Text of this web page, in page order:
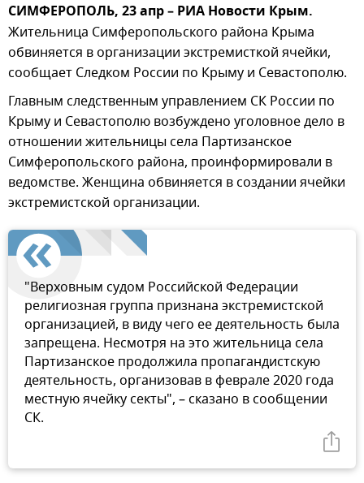
СИМФЕРОПОЛЬ, 23 апр – РИА Новости Крым.
Жительница Симферопольского района Крыма
обвиняется в организации экстремисткой ячейки,
сообщает Следком России по Крыму и Севастополю.
Главным следственным управлением СК России по
Крыму и Севастополю возбуждено уголовное дело в
отношении жительницы села Партизанское
Симферопольского района, проинформировали в
ведомстве. Женщина обвиняется в создании ячейки
экстремистской организации.
"Верховным судом Российской Федерации
религиозная группа признана экстремистской
организацией, в виду чего ее деятельность была
запрещена. Несмотря на это жительница села
Партизанское продолжила пропагандистскую
деятельность, организовав в феврале 2020 года
местную ячейку секты", – сказано в сообщении
СК.